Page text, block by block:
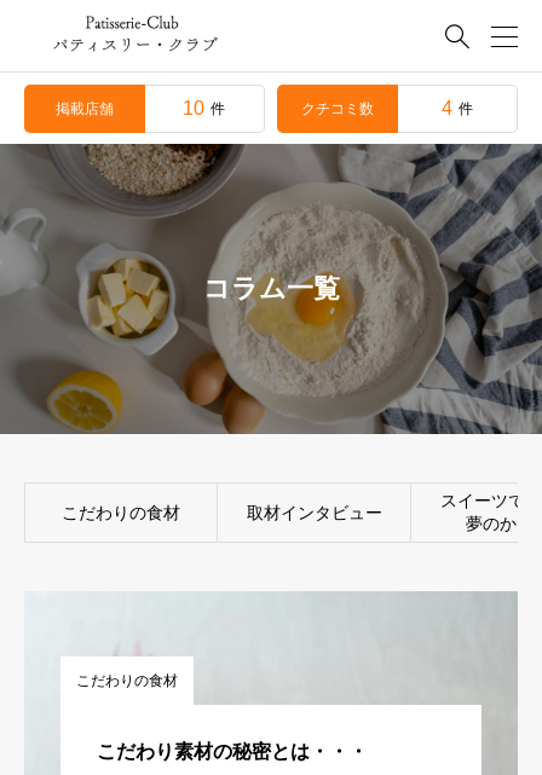

掲載店舗 10 件 クチコミ数 4 件
コラム一覧
こだわりの食材 取材インタビュー
スイーツで
夢のかた
こだわりの食材
こだわり素材の秘密とは・・・